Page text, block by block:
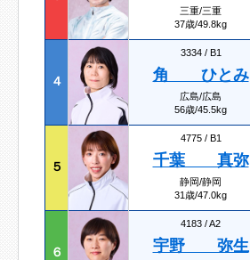
三重/三重
37歳/49.8kg
４
3334 / B1
角 ひとみ
広島/広島
56歳/45.5kg
５
4775 / B1
千葉 真弥
静岡/静岡
31歳/47.0kg
６
4183 /A2
宇野 弥生